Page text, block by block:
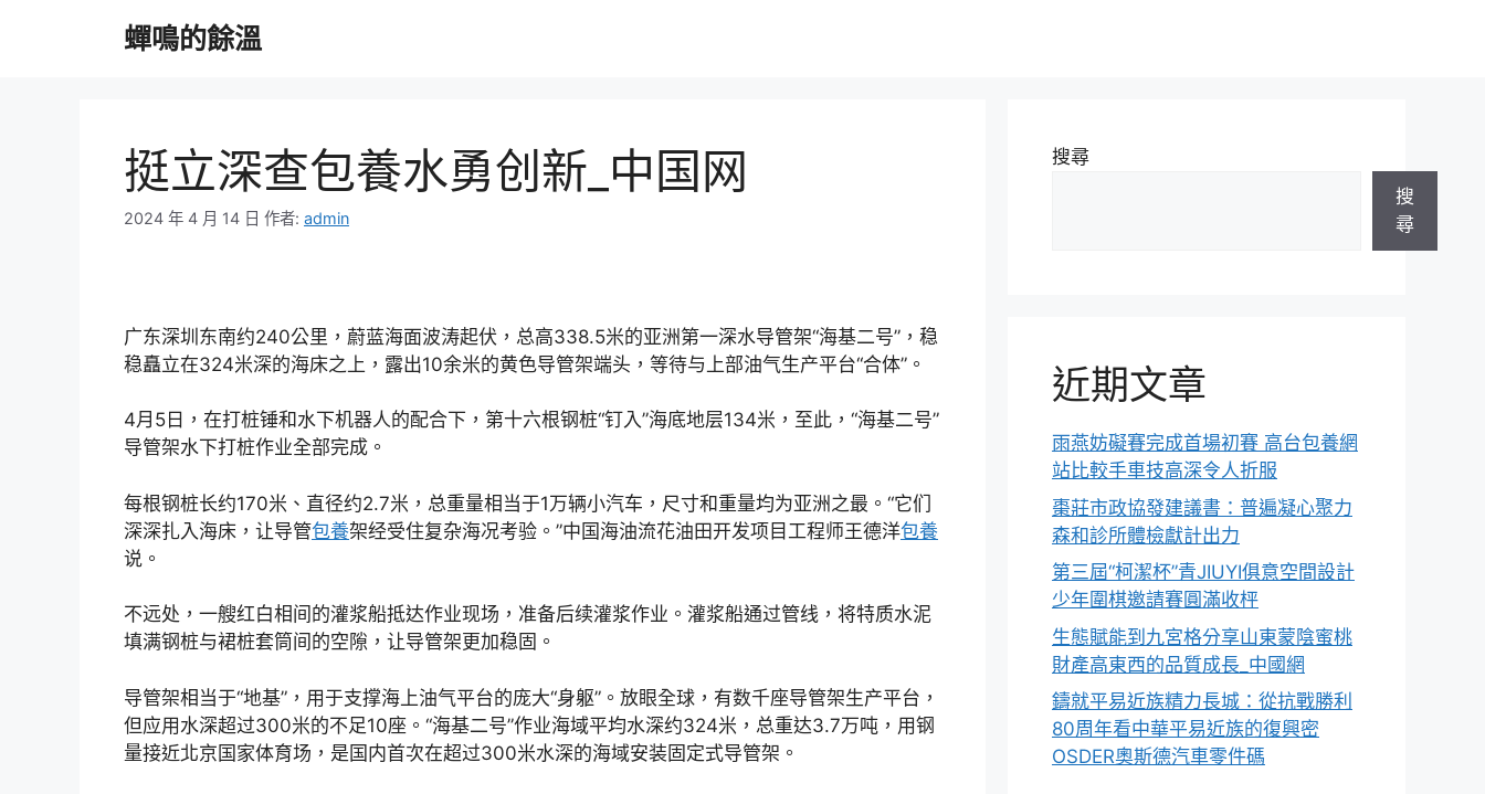
蟬鳴的餘溫
挺立深查包養水勇创新_中国网
2024 年 4 月 14 日 作者: admin
广东深圳东南约240公里，蔚蓝海面波涛起伏，总高338.5米的亚洲第一深水导管架“海基二号”，稳
稳矗立在324米深的海床之上，露出10余米的黄色导管架端头，等待与上部油气生产平台“合体”。
4月5日，在打桩锤和水下机器人的配合下，第十六根钢桩“钉入”海底地层134米，至此，“海基二号”
导管架水下打桩作业全部完成。
每根钢桩长约170米、直径约2.7米，总重量相当于1万辆小汽车，尺寸和重量均为亚洲之最。“它们
深深扎入海床，让导管包養架经受住复杂海况考验。”中国海油流花油田开发项目工程师王德洋包養
说。
不远处，一艘红白相间的灌浆船抵达作业现场，准备后续灌浆作业。灌浆船通过管线，将特质水泥
填满钢桩与裙桩套筒间的空隙，让导管架更加稳固。
导管架相当于“地基”，用于支撑海上油气平台的庞大“身躯”。放眼全球，有数千座导管架生产平台，
但应用水深超过300米的不足10座。“海基二号”作业海域平均水深约324米，总重达3.7万吨，用钢
量接近北京国家体育场，是国内首次在超过300米水深的海域安装固定式导管架。
搜尋
搜
尋
近期文章
雨燕妨礙賽完成首場初賽 高台包養網
站比較手車技高深令人折服
棗莊市政協發建議書：普遍凝心聚力
森和診所體檢獻計出力
第三屆“柯潔杯”青JIUYI俱意空間設計
少年圍棋邀請賽圓滿收枰
生態賦能到九宮格分享山東蒙陰蜜桃
財產高東西的品質成長_中國網
鑄就平易近族精力長城：從抗戰勝利
80周年看中華平易近族的復興密
OSDER奧斯德汽車零件碼